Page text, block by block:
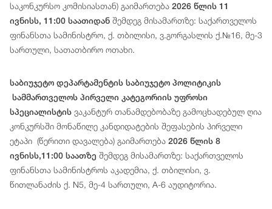
საკონკურსო კომისიასთან) გაიმართება 2026 წლის 11
ივნისს, 11:00 საათიდან შემდეგ მისამართზე: საქართველოს
ფინანსთა სამინისტრო, ქ. თბილისი, ვ.გორგასლის ქ.№16, მე-3
სართული, სათათბირო ოთახი.
საბიუჯეტო დეპარტამენტის საბიუჯეტო პოლიტიკის
სამმართველოს პირველი კატეგორიის უფროსი
სპეციალისტის ვაკანტურ თანამდებობაზე გამოცხადებულ ღია
კონკურსში მონაწილე კანდიდატების შეფასების პირველი
ეტაპი (წერითი დავალება) გაიმართება 2026 წლის 8
ივნისს,11:00 საათზე შემდეგ მისამართზე: საქართველოს
ფინანსთა სამინისტროს აკადემია, ქ. თბილისი, ვ.
წითლანაძის ქ. N5, მე-4 სართული, A-6 აუდიტორია.